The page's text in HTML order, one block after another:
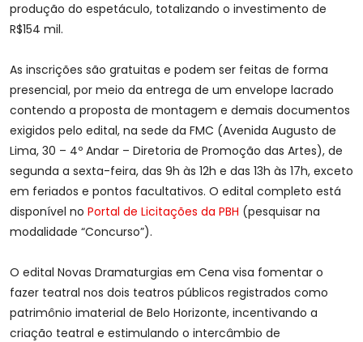
produção do espetáculo, totalizando o investimento de
R$154 mil.
As inscrições são gratuitas e podem ser feitas de forma
presencial, por meio da entrega de um envelope lacrado
contendo a proposta de montagem e demais documentos
exigidos pelo edital, na sede da FMC (Avenida Augusto de
Lima, 30 – 4º Andar – Diretoria de Promoção das Artes), de
segunda a sexta-feira, das 9h às 12h e das 13h às 17h, exceto
em feriados e pontos facultativos. O edital completo está
disponível no Portal de Licitações da PBH (pesquisar na
modalidade “Concurso”).
O edital Novas Dramaturgias em Cena visa fomentar o
fazer teatral nos dois teatros públicos registrados como
patrimônio imaterial de Belo Horizonte, incentivando a
criação teatral e estimulando o intercâmbio de